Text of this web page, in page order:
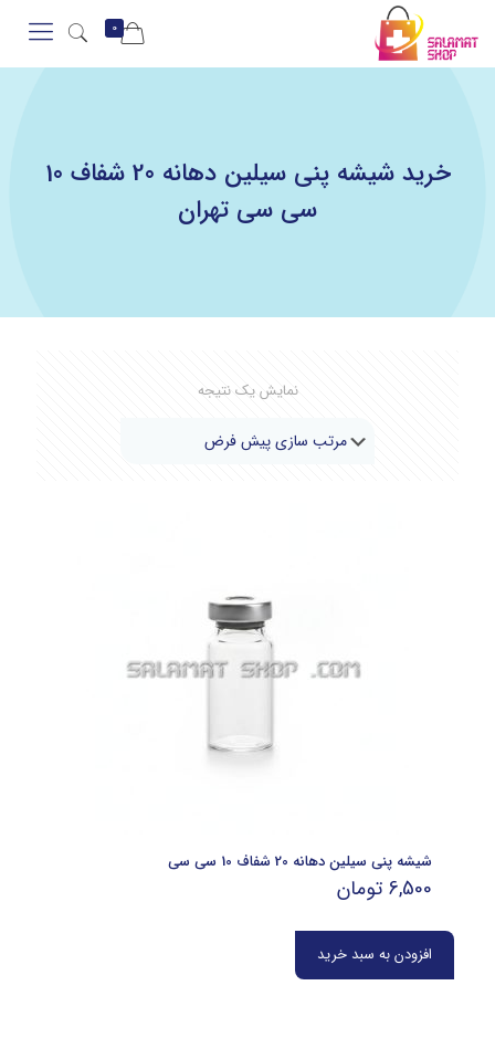
0
خرید شیشه پنی سیلین دهانه 20 شفاف 10
سی سی تهران
نمایش یک نتیجه
شیشه پنی سیلین دهانه 20 شفاف 10 سی سی
6,500 تومان
افزودن به سبد خرید